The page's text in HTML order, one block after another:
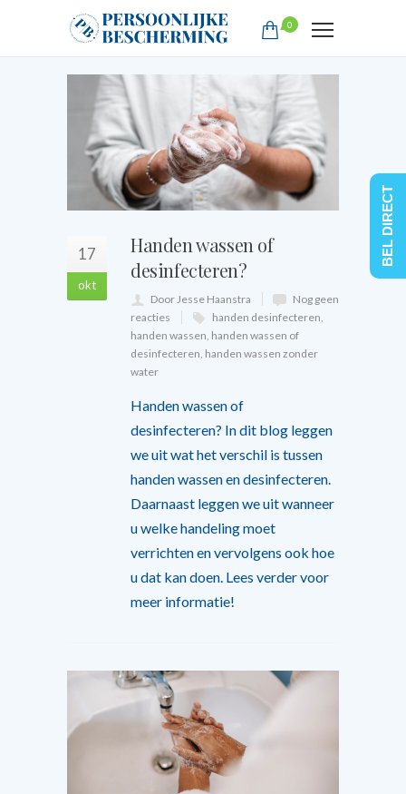
0
17
okt
Handen wassen of
desinfecteren?
Door Jesse Haanstra
Nog geen
reacties
handen desinfecteren,
handen wassen, handen wassen of
desinfecteren, handen wassen zonder
water
Handen wassen of
desinfecteren? In dit blog leggen
we uit wat het verschil is tussen
handen wassen en desinfecteren.
Daarnaast leggen we uit wanneer
u welke handeling moet
verrichten en vervolgens ook hoe
u dat kan doen. Lees verder voor
meer informatie!
BEL DIRECT